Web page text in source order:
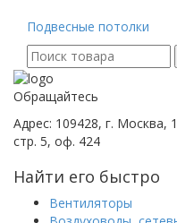
Подвесные потолки
Поиск
для:
Обращайтесь
Адрес: 109428, г. Москва,
стр. 5, оф. 424
Найти его быстро
Вентиляторы